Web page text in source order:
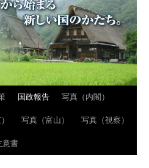
国政報告 写真（内閣）
写真（富山） 写真（視察）
意書